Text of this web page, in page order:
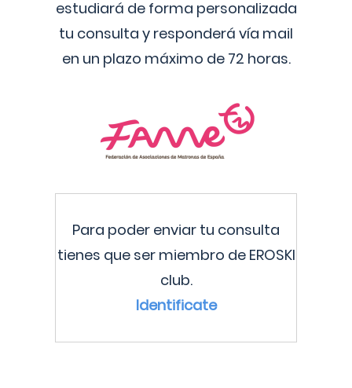
estudiará de forma personalizada
tu consulta y responderá vía mail
en un plazo máximo de 72 horas.
Para poder enviar tu consulta
tienes que ser miembro de EROSKI
club.
Identificate